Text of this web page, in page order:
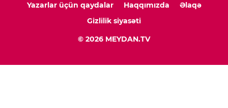
Yazarlar üçün qaydalar
Haqqımızda
Əlaqə
Gizlilik siyasəti
© 2026 MEYDAN.TV